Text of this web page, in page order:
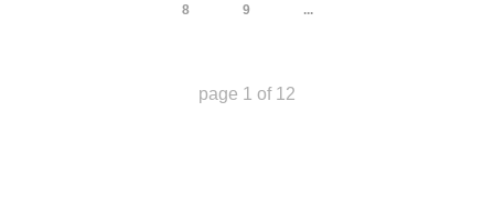
8 9 ...
page 1 of 12